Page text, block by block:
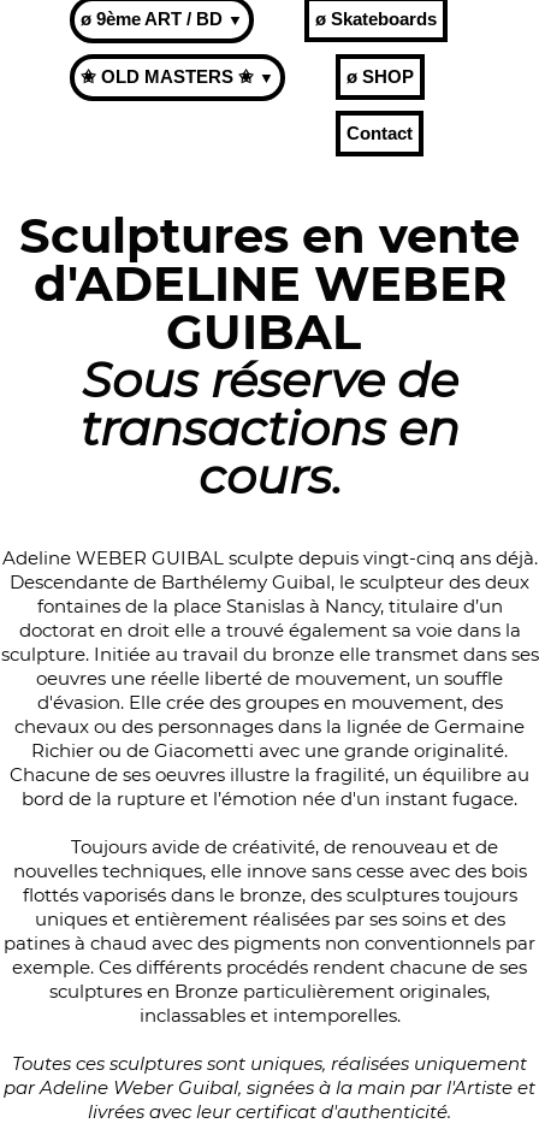
ø 9ème ART / BD ▼ ø Skateboards
✬ OLD MASTERS ✬ ▼ ø SHOP
Contact
Sculptures en vente
d'ADELINE WEBER
GUIBAL
Sous réserve de
transactions en
cours.
Adeline WEBER GUIBAL sculpte depuis vingt-cinq ans déjà.
Descendante de Barthélemy Guibal, le sculpteur des deux
fontaines de la place Stanislas à Nancy, titulaire d’un
doctorat en droit elle a trouvé également sa voie dans la
sculpture. Initiée au travail du bronze elle transmet dans ses
oeuvres une réelle liberté de mouvement, un souffle
d'évasion. Elle crée des groupes en mouvement, des
chevaux ou des personnages dans la lignée de Germaine
Richier ou de Giacometti avec une grande originalité.
Chacune de ses oeuvres illustre la fragilité, un équilibre au
bord de la rupture et l’émotion née d'un instant fugace.
Toujours avide de créativité, de renouveau et de
nouvelles techniques, elle innove sans cesse avec des bois
flottés vaporisés dans le bronze, des sculptures toujours
uniques et entièrement réalisées par ses soins et des
patines à chaud avec des pigments non conventionnels par
exemple. Ces différents procédés rendent chacune de ses
sculptures en Bronze particulièrement originales,
inclassables et intemporelles.
Toutes ces sculptures sont uniques, réalisées uniquement
par Adeline Weber Guibal, signées à la main par l'Artiste et
livrées avec leur certificat d'authenticité.